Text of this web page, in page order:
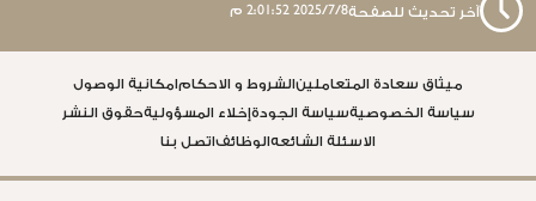
آخر تحديث للصفحة8‏‏/7‏‏/2025 2:01:52 م
ميثاق سعادة المتعاملينالشروط و الاحكامامكانية الوصول
سياسة الخصوصيةسياسة الجودةإخلاء المسؤوليةحقوق النشر
الاسئلة الشائعهالوظائفاتصل بنا